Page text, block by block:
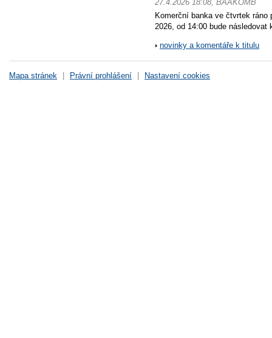
27.4.2026 18:08, BAAKOMB
Komerční banka ve čtvrtek
2026, od 14:00 bude následovat
novinky a komentáře k titulu
Mapa stránek Právní prohlášení Nastavení cookies